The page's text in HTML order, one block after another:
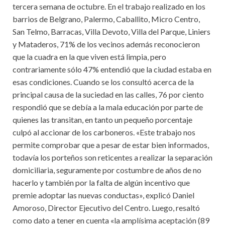
tercera semana de octubre. En el trabajo realizado en los
barrios de Belgrano, Palermo, Caballito, Micro Centro,
San Telmo, Barracas, Villa Devoto, Villa del Parque, Liniers
y Mataderos, 71% de los vecinos además reconocieron
que la cuadra en la que viven está limpia, pero
contrariamente sólo 47% entendió que la ciudad estaba en
esas condiciones. Cuando se los consultó acerca de la
principal causa de la suciedad en las calles, 76 por ciento
respondió que se debía a la mala educación por parte de
quienes las transitan, en tanto un pequeño porcentaje
culpó al accionar de los carboneros. «Este trabajo nos
permite comprobar que a pesar de estar bien informados,
todavía los porteños son reticentes a realizar la separación
domiciliaria, seguramente por costumbre de años de no
hacerlo y también por la falta de algún incentivo que
premie adoptar las nuevas conductas», explicó Daniel
Amoroso, Director Ejecutivo del Centro. Luego, resaltó
como dato a tener en cuenta «la amplísima aceptación (89